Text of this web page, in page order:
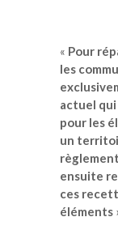
« Pour
les
actuel qui
pour les
un
ensuite
ces
éléments